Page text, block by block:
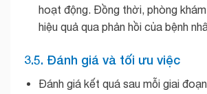
hoạt động. Đồng thời, phòng
hiệu quả qua phản hồi của bệnh
3.5. Đánh giá và tối ưu việc
Đánh giá kết quá sau mỗi giai